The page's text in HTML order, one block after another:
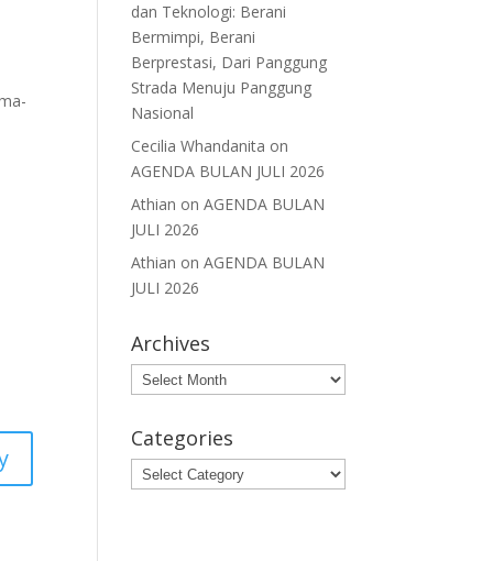
dan Teknologi: Berani
Bermimpi, Berani
Berprestasi, Dari Panggung
Strada Menuju Panggung
Nasional
Cecilia Whandanita on
AGENDA BULAN JULI 2026
Athian onAGENDA BULAN
JULI 2026
Athian onAGENDA BULAN
JULI 2026
Archives
Archives
Categories
Categories